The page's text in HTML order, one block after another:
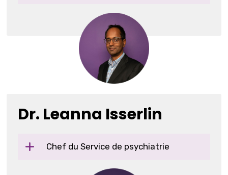
Dr. Leanna Isserlin
Chef du Service de psychiatrie